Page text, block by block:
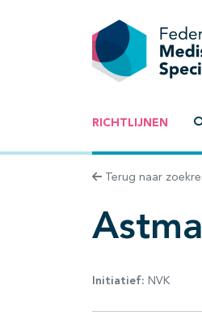
RICHTLIJNEN
Terug naar
Initiatief: NVK